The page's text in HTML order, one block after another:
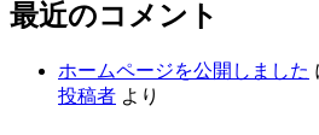
最近のコメント
ホームページを公開しました
投稿者 より